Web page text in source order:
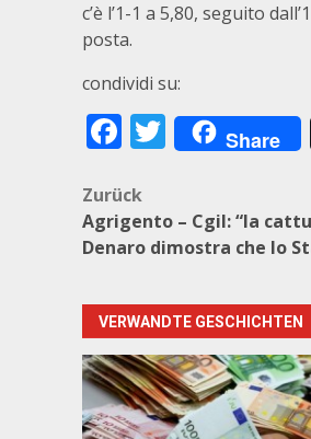
c’è l’1-1 a 5,80, seguito
posta.
condividi su:
Facebook
Twitter
Share
Zurück
Agrigento – Cgil: “la
Denaro dimostra che lo
VERWANDTE GESCHICHTEN